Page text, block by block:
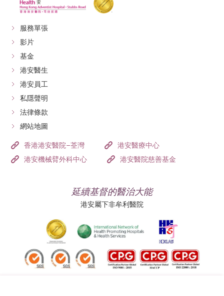
服務單張
影片
基金
港安醫生
港安員工
私隱聲明
法律條款
網站地圖
香港港安醫院–荃灣
港安醫療中心
港安機械臂外科中心
港安醫院慈善基金
延續基督的醫治大能
港安屬下非牟利醫院